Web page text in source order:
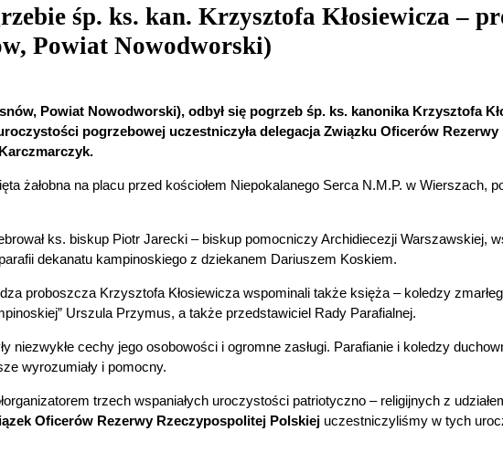
śp. ks. kan. Krzysztofa Kłosiewicza –
Powiat Nowodworski)
Powiat Nowodworski), odbył się pogrzeb śp. ks. kanonika Krzysztofa
pogrzebowej uczestniczyła delegacja Związku Oficerów
żałobna na placu przed kościołem Niepokalanego Serca N.M.P. w Wierszach,
ks. biskup Piotr Jarecki – biskup pomocniczy Archidiecezji Warszawskiej,
dekanatu kampinoskiego z dziekanem Dariuszem Koskiem.
proboszcza Krzysztofa Kłosiewicza wspominali także księża – koledzy
Urszula Przymus, a także przedstawiciel Rady Parafialnej.
niezwykłe cechy jego osobowości i ogromne zasługi. Parafianie i koledzy
wyrozumiały i pomocny.
trzech wspaniałych uroczystości patriotyczno – religijnych z
Oficerów Rezerwy Rzeczypospolitej Polskiej uczestniczyliśmy w tych